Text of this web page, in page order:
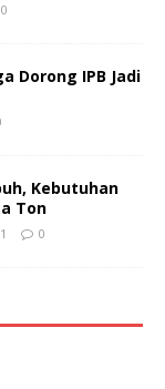
0
Dorong IPB Jadi
Kebutuhan
Ton
0